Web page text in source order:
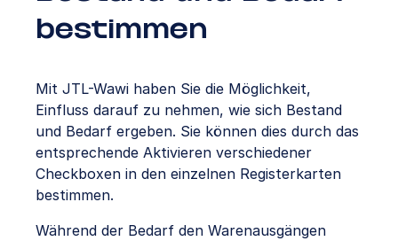
bestimmen
Mit JTL-Wawi haben Sie die Möglichkeit,
Einfluss darauf zu nehmen, wie sich Bestand
und Bedarf ergeben. Sie können dies durch das
entsprechende Aktivieren verschiedener
Checkboxen in den einzelnen Registerkarten
bestimmen.
Während der Bedarf den Warenausgängen